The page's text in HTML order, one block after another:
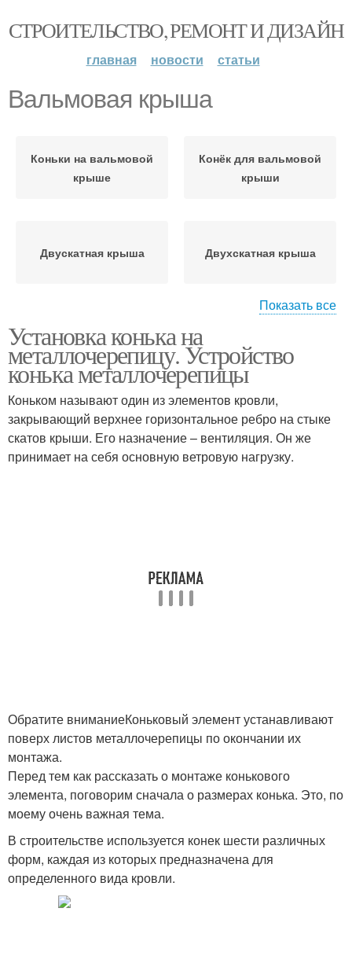
СТРОИТЕЛЬСТВО, РЕМОНТ И ДИЗАЙН
главная новости статьи
Вальмовая крыша
Коньки на вальмовой
крыше
Конёк для вальмовой
крыши
Двускатная крыша Двухскатная крыша
Двущипцовые крыши
Крыши с мансардой Мансардная крыша
Коньки на шиферную
Конёк для крыши
крыше
Крыши из волнового
шифера
Конёк на шиферную
крышу
Показать все
Установка конька на
металлочерепицу. Устройство
конька металлочерепицы
Коньком называют один из элементов кровли,
закрывающий верхнее горизонтальное ребро на стыке
скатов крыши. Его назначение – вентиляция. Он же
принимает на себя основную ветровую нагрузку.
Обратите вниманиеКоньковый элемент устанавливают
поверх листов металлочерепицы по окончании их
монтажа.
Перед тем как рассказать о монтаже конькового
элемента, поговорим сначала о размерах конька. Это, по
моему очень важная тема.
В строительстве используется конек шести различных
форм, каждая из которых предназначена для
определенного вида кровли.